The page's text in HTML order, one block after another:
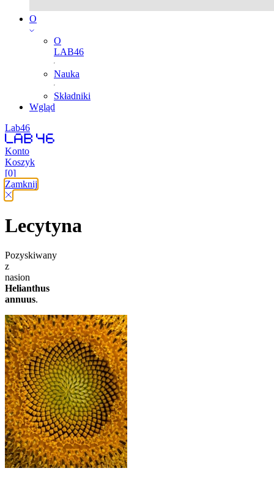
O
O
LAB46
Nauka
Składniki
Wgląd
Lab46
Konto
Koszyk
[0]
Zamknij
Lecytyna
Pozyskiwany
z
nasion
Helianthus
annuus.